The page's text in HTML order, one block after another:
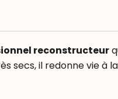
reconstructeur
secs, il redonne vie à